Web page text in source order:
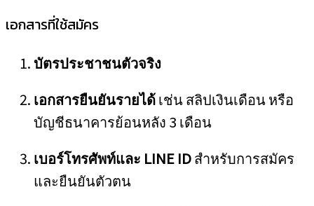
เอกสารที่ใช้สมัคร
บัตรประชาชนตัวจริง
เอกสารยืนยันรายได้เช่น สลิปเงินเดือน หรือ
บัญชีธนาคารย้อนหลัง 3 เดือน
เบอร์โทรศัพท์และ LINE IDสำหรับการสมัคร
และยืนยันตัวตน